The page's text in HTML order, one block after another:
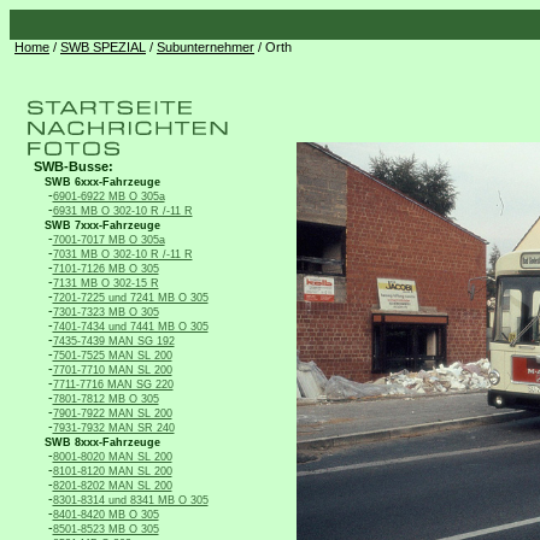
Home / SWB SPEZIAL / Subunternehmer / Orth
SWB-Busse:
SWB 6xxx-Fahrzeuge
-6901-6922 MB O 305a
-6931 MB O 302-10 R /-11 R
SWB 7xxx-Fahrzeuge
-7001-7017 MB O 305a
-7031 MB O 302-10 R /-11 R
-7101-7126 MB O 305
-7131 MB O 302-15 R
-7201-7225 und 7241 MB O 305
-7301-7323 MB O 305
-7401-7434 und 7441 MB O 305
-7435-7439 MAN SG 192
-7501-7525 MAN SL 200
-7701-7710 MAN SL 200
-7711-7716 MAN SG 220
-7801-7812 MB O 305
-7901-7922 MAN SL 200
-7931-7932 MAN SR 240
SWB 8xxx-Fahrzeuge
-8001-8020 MAN SL 200
-8101-8120 MAN SL 200
-8201-8202 MAN SL 200
-8301-8314 und 8341 MB O 305
-8401-8420 MB O 305
-8501-8523 MB O 305